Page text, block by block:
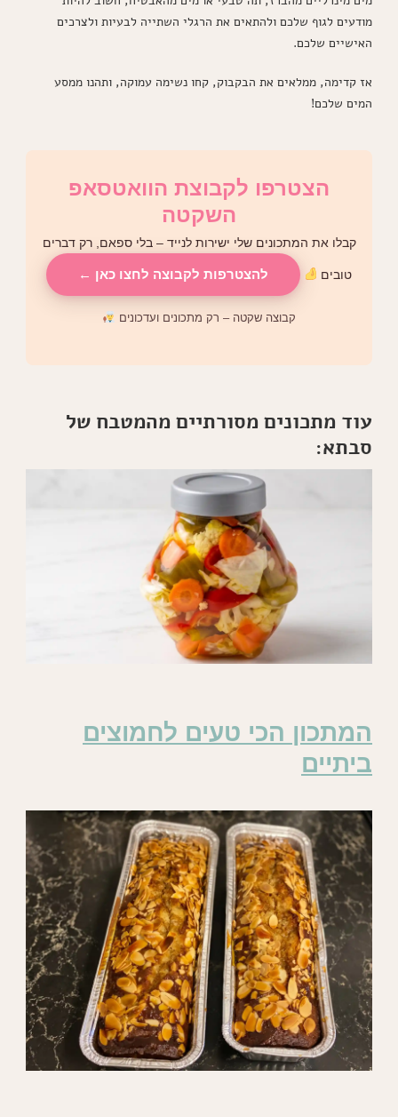
מודעים לגוף שלכם ולהתאים את הרגלי השתייה לבעיות ולצרכים
האישיים שלכם.
אז קדימה, ממלאים את הבקבוק, קחו נשימה עמוקה, ותהנו ממסע
המים שלכם!
הצטרפו לקבוצת הוואטסאפ
השקטה
קבלו את המתכונים שלי ישירות לנייד – בלי ספאם, רק דברים
טובים להצטרפות לקבוצה לחצו כאן ←
קבוצה שקטה – רק מתכונים ועדכונים
עוד מתכונים מסורתיים מהמטבח של
סבתא:
המתכון הכי טעים לחמוצים
ביתיים